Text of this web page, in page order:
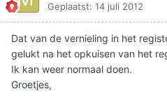
Geplaatst: 14 juli 2012
Dat van de vernieling in het
gelukt na het opkuisen van het
Ik kan weer normaal doen.
Groetjes,